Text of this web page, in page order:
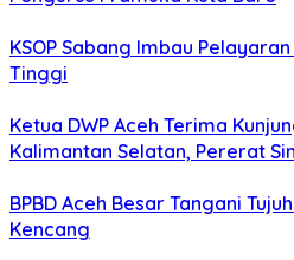
KSOP Sabang Imbau
Tinggi
Ketua DWP Aceh Terima
Kalimantan Selatan, Pererat
BPBD Aceh Besar Tangani
Kencang